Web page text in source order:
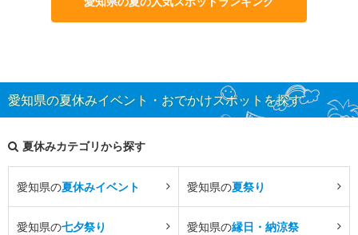
愛知県の夏休みイベント・おでかけスポットを探す
夏休みカテゴリから探す
愛知県の夏休みイベント 愛知県の夏祭り
愛知県の七夕祭り 愛知県の縁日・納涼祭